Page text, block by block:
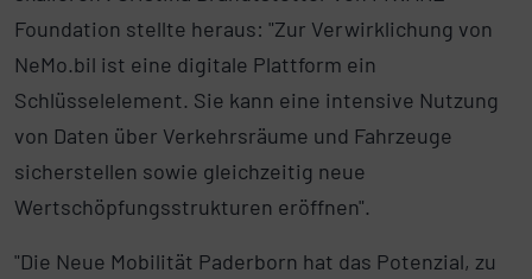
Foundation stellte heraus: "Zur Verwirklichung von
NeMo.bil ist eine digitale Plattform ein
Schlüsselelement. Sie kann eine intensive Nutzung
von Daten über Verkehrsräume und Fahrzeuge
sicherstellen sowie gleichzeitig neue
Wertschöpfungsstrukturen eröffnen".
"Die Neue Mobilität Paderborn hat das Potenzial, zu